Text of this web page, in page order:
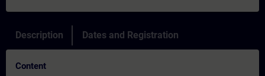
Description Dates and Registration
Content